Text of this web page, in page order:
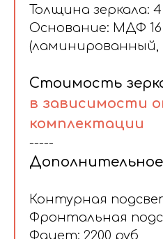
Толщина зеркала:
Основание: МДФ
(ламинированный,
Стоимость
в зависимости
комплектации
-----
Контурная
Фронтальная
Фацет: 2200 руб